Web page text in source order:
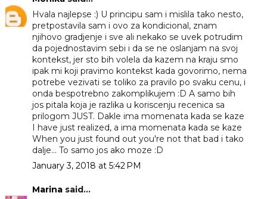
Hvala najlepse :) U principu sam i mislila tako nesto,
pretpostavila sam i ovo za kondicional, znam
njihovo gradjenje i sve ali nekako se uvek potrudim
da pojednostavim sebi i da se ne oslanjam na svoj
kontekst, jer sto bih volela da kazem na kraju smo
ipak mi koji pravimo kontekst kada govorimo, nema
potrebe vezivati se toliko za pravilo po svaku cenu, i
onda bespotrebno zakomplikujem :D A samo bih
jos pitala koja je razlika u koriscenju recenica sa
prilogom JUST. Dakle ima momenata kada se kaze
I have just realized, a ima momenata kada se kaze
When you just found out you're not that bad i tako
dalje... To samo jos ako moze :D
January 3, 2018 at 5:42 PM
Marinasaid...